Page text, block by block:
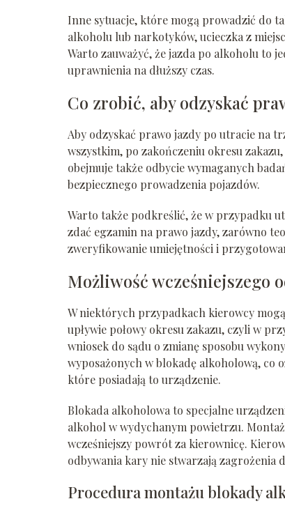
Inne sytuacje, które mogą prowadzić do
alkoholu lub narkotyków, ucieczka z
Warto zauważyć, że jazda po alkoholu to
uprawnienia na dłuższy czas.
Co zrobić, aby odzyskać
Aby odzyskać prawo jazdy po utracie na
wszystkim, po zakończeniu okresu
obejmuje także odbycie wymaganych
bezpiecznego prowadzenia pojazdów.
Warto także podkreślić, że w przypadku
zdać egzamin na prawo jazdy, zarówno
zweryfikowanie umiejętności i
Możliwość wcześniejszego
W niektórych przypadkach kierowcy
upływie połowy okresu zakazu, czyli w
wniosek do sądu o zmianę sposobu
wyposażonych w blokadę alkoholową, co
które posiadają to urządzenie.
Blokada alkoholowa to specjalne
alkohol w wydychanym powietrzu.
wcześniejszy powrót za kierownicę.
odbywania kary nie stwarzają zagrożenia
Procedura montażu blokady